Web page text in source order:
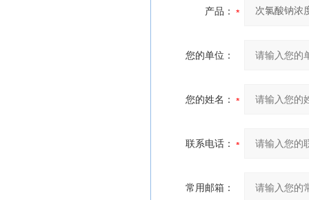
产品：
您的单位：
您的姓名：
联系电话：
常用邮箱：